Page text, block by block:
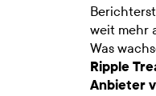
weit mehr
Was
Ripple
Anbieter